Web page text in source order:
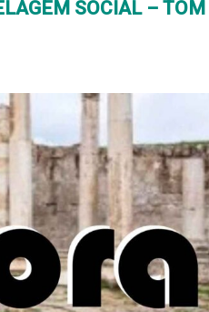
SOCIAL – TOM